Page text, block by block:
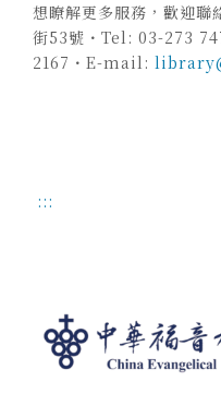
想瞭解更多服務，歡迎聯
街53號・Tel: 03-273
2167・E-mail:
:::